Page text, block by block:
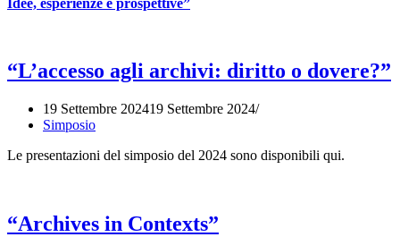
“L’accesso agli archivi: diritto o dovere?”
19 Settembre 202419 Settembre 2024
Simposio
Le presentazioni del simposio del 2024 sono disponibili qui.
“Archives in Contexts”